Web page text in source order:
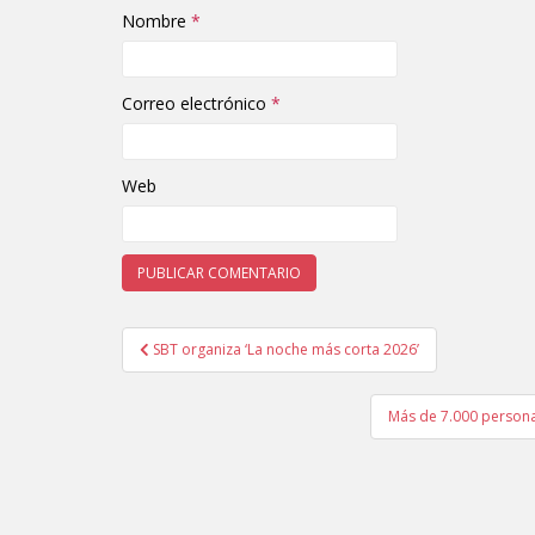
Nombre *
Correo electrónico *
Web
Navegación de entradas
SBT organiza ‘La noche más corta 2026’
Más de 7.000